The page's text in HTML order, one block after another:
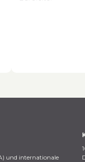
und internationale